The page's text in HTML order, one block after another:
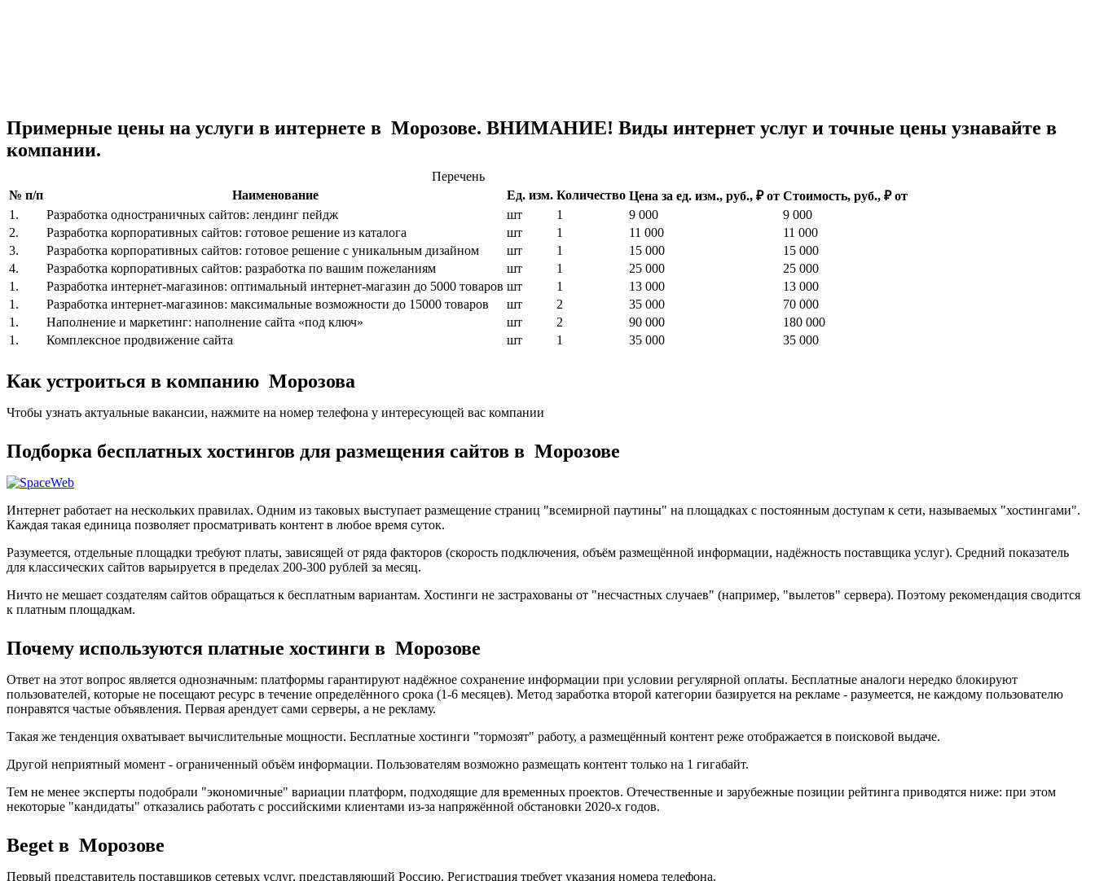
Примерные цены на услуги в интернете в Морозове. ВНИМАНИЕ! Виды интернет услуг и точные цены узнавайте в
компании.
Перечень
№ п/п
Наименование Ед. изм. Количество Цена за ед. изм., руб., ₽ от Стоимость, руб., ₽ от
1.
Разработка одностраничных сайтов: лендинг пейдж шт 1 9 000
9 000
2.
Разработка корпоративных сайтов: готовое решение из каталога шт 1 11 000
11 000
3.
Разработка корпоративных сайтов: готовое решение с уникальным дизайном шт 1 15 000
15 000
4.
Разработка корпоративных сайтов: разработка по вашим пожеланиям шт 1 25 000
25 000
1.
Разработка интернет-магазинов: оптимальный интернет-магазин до 5000 товаров шт 1 13 000
13 000
1.
Разработка интернет-магазинов: максимальные возможности до 15000 товаров шт 2 35 000
70 000
1.
Наполнение и маркетинг: наполнение сайта «под ключ» шт 2 90 000
180 000
1.
Комплексное продвижение сайта шт 1 35 000 35 000
Как устроиться в компанию Морозова
Чтобы узнать актуальные вакансии, нажмите на номер телефона у интересующей вас компании
Подборка бесплатных хостингов для размещения сайтов в Морозове
Интернет работает на нескольких правилах. Одним из таковых выступает размещение страниц "всемирной паутины" на площадках с постоянным доступам к сети, называемых "хостингами".
Каждая такая единица позволяет просматривать контент в любое время суток.
Разумеется, отдельные площадки требуют платы, зависящей от ряда факторов (скорость подключения, объём размещённой информации, надёжность поставщика услуг). Средний показатель
для классических сайтов варьируется в пределах 200-300 рублей за месяц.
Ничто не мешает создателям сайтов обращаться к бесплатным вариантам. Хостинги не застрахованы от "несчастных случаев" (например, "вылетов" сервера). Поэтому рекомендация сводится
к платным площадкам.
Почему используются платные хостинги в Морозове
Ответ на этот вопрос является однозначным: платформы гарантируют надёжное сохранение информации при условии регулярной оплаты. Бесплатные аналоги нередко блокируют
пользователей, которые не посещают ресурс в течение определённого срока (1-6 месяцев). Метод заработка второй категории базируется на рекламе - разумеется, не каждому пользователю
понравятся частые объявления. Первая арендует сами серверы, а не рекламу.
Такая же тенденция охватывает вычислительные мощности. Бесплатные хостинги "тормозят" работу, а размещённый контент реже отображается в поисковой выдаче.
Другой неприятный момент - ограниченный объём информации. Пользователям возможно размещать контент только на 1 гигабайт.
Тем не менее эксперты подобрали "экономичные" вариации платформ, подходящие для временных проектов. Отечественные и зарубежные позиции рейтинга приводятся ниже: при этом
некоторые "кандидаты" отказались работать с российскими клиентами из-за напряжённой обстановки 2020-х годов.
Beget в Морозове
Первый представитель поставщиков сетевых услуг, представляющий Россию. Регистрация требует указания номера телефона.